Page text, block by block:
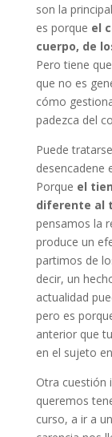
son la
es porque el
cuerpo, de
Pero tiene
que no es
cómo
padezca del
Puede
desencadene
Porque el
diferente al
pensamos la
produce un
partimos de
decir, un
actualidad
pero es
anterior que
en el sujeto
Otra cuestión
queremos
curso, a ir a